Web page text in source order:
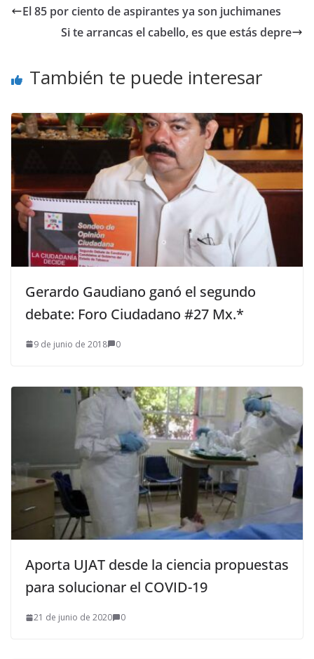
El 85 por ciento de aspirantes ya son juchimanes
Si te arrancas el cabello, es que estás depre
También te puede interesar
Gerardo Gaudiano ganó el segundo
debate: Foro Ciudadano #27 Mx.*
9 de junio de 2018 0
Aporta UJAT desde la ciencia propuestas
para solucionar el COVID-19
21 de junio de 2020 0